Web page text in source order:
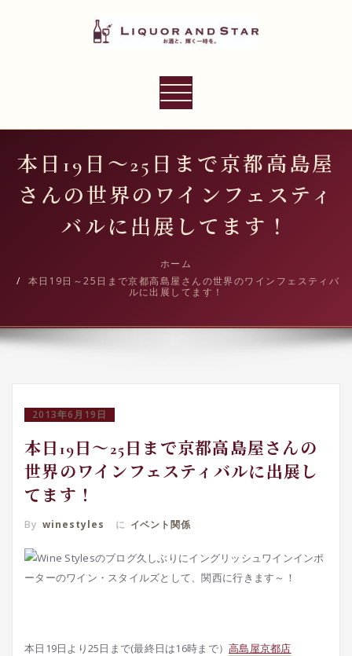
プ
LIQUOR AND STAR
ナ
ー
ョ
ン
り
替
本日19日～25日まで京都高島屋
さんの世界のワインフェスティ
バルに出展してます！
ホーム
本日19日～25日まで京都高島屋さんの世界のワインフェスティバ
ルに出展してます！
2013年6月19日
本日19日～25日まで京都高島屋さんの
世界のワインフェスティバルに出展し
てます！
By winestyles に イベント関係
久しぶりにイングリッシュワインインポ
ーターのワイン・スタイルズとして、関西に行きます～！
本日19日より25日まで(最終日は16時まで）高島屋京都店